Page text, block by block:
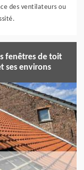
des ventilateurs ou
fenêtres de toit
ses environs